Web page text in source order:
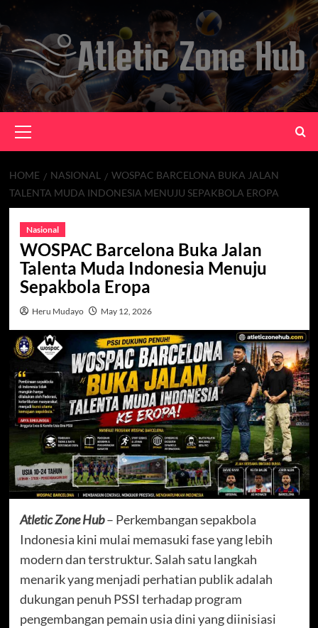
Skip
to
content
Menu
HOME NASIONAL
WOSPAC BARCELONA BUKA JALAN
TALENTA MUDA INDONESIA MENUJU SEPAKBOLA EROPA
Nasional
WOSPAC Barcelona Buka Jalan
Talenta Muda Indonesia Menuju
Sepakbola Eropa
Heru Mudayo May 12, 2026
Atletic Zone Hub– Perkembangan sepakbola
Indonesia kini mulai memasuki fase yang lebih
modern dan terstruktur. Salah satu langkah
menarik yang menjadi perhatian publik adalah
dukungan penuh PSSI terhadap program
pengembangan pemain usia dini yang diinisiasi